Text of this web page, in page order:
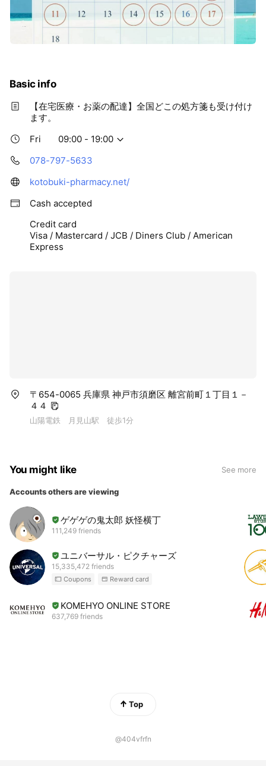
Basic info
【在宅医療・お薬の配達】全国どこの処方箋も受け付け
ます。
Fri
09:00 - 19:00
078-797-5633
kotobuki-pharmacy.net/
Cash accepted
Credit card
Visa / Mastercard / JCB / Diners Club / American
Express
〒654-0065 兵庫県 神戸市須磨区 離宮前町１丁目１－
４４
山陽電鉄 月見山駅 徒歩1分
You might like See more
Accounts others are viewing
ゲゲゲの鬼太郎 妖怪横丁
111,249 friends
ユニバーサル・ピクチャーズ
15,335,472 friends
Coupons Reward card
KOMEHYO ONLINE STORE
637,769 friends
Top
@404vfrfn